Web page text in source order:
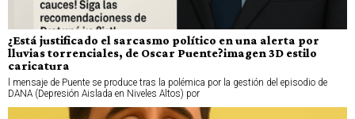
¿Está justificado el sarcasmo político en una alerta por
lluvias torrenciales, de Oscar Puente?imagen 3D estilo
caricatura
l mensaje de Puente se produce tras la polémica por la gestión del episodio de
DANA (Depresión Aislada en Niveles Altos) por